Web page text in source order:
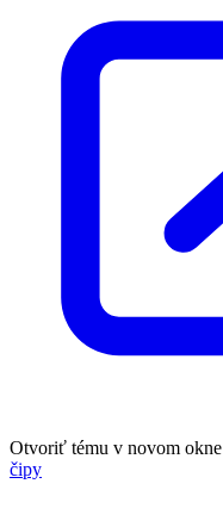
Otvoriť tému v novom okne
čipy